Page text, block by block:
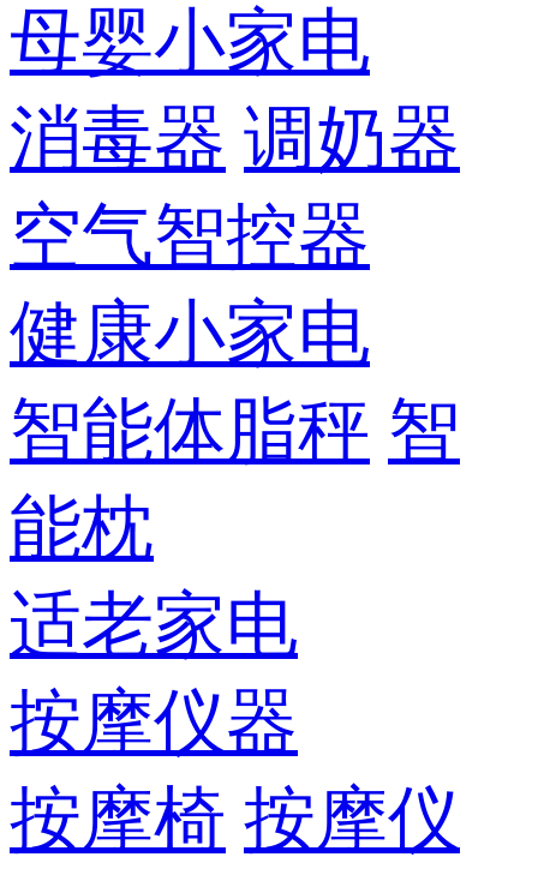
母婴小家电
消毒器 调奶器
空气智控器
健康小家电
智能体脂秤 智
能枕
适老家电
按摩仪器
按摩椅 按摩仪